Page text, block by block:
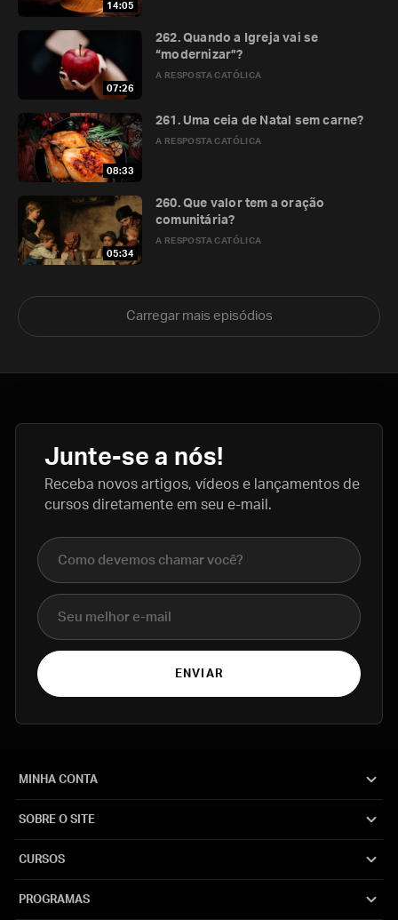
14:05
07:26
A RESPOSTA CATÓLICA
262. Quando a Igreja vai se
“modernizar”?
08:33
A RESPOSTA CATÓLICA
261. Uma ceia de Natal sem carne?
05:34
A RESPOSTA CATÓLICA
260. Que valor tem a oração
comunitária?
Carregar mais episódios
Junte-se a nós!
Receba novos artigos, vídeos e lançamentos de
cursos diretamente em seu e-mail.
Nome completo
E-mail
ENVIAR
MINHA CONTA
SOBRE O SITE
CURSOS
PROGRAMAS